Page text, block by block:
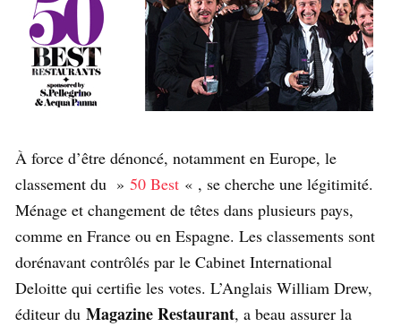
À force d’être dénoncé, notamment en Europe, le
classement du » 50 Best « , se cherche une légitimité.
Ménage et changement de têtes dans plusieurs pays,
comme en France ou en Espagne. Les classements sont
dorénavant contrôlés par le Cabinet International
Deloitte qui certifie les votes. L’Anglais William Drew,
éditeur du Magazine Restaurant, a beau assurer la